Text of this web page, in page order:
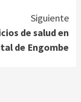
Siguiente
de salud en
de Engombe